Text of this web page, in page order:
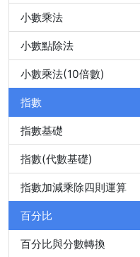
小數乘法
小數點除法
小數乘法(10倍數)
指數
指數基礎
指數(代數基礎)
指數加減乘除四則運算
百分比
百分比與分數轉換